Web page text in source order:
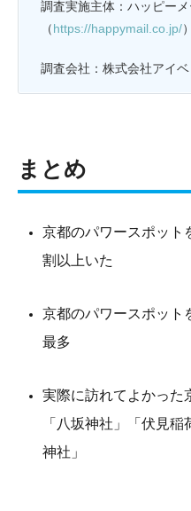
調査実施主体：ハッピーメ
（https://happymail.co.jp/）
調査会社：株式会社アイベ
まとめ
京都のパワースポット
割以上いた
京都のパワースポット
最多
実際に訪れてよかった
「八坂神社」「伏見
神社」